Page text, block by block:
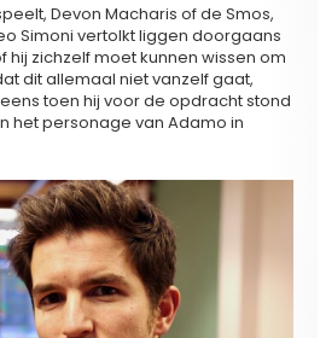
Devon Macharis of de Smos,
Simoni vertolkt liggen doorgaans
hij zichzelf moet kunnen wissen om
dit allemaal niet vanzelf gaat,
toen hij voor de opdracht stond
het personage van Adamo in